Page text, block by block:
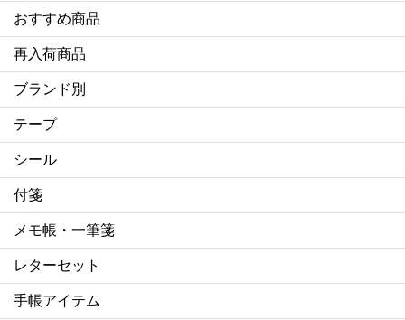
おすすめ商品
再入荷商品
ブランド別
テープ
シール
付箋
メモ帳・一筆箋
レターセット
手帳アイテム